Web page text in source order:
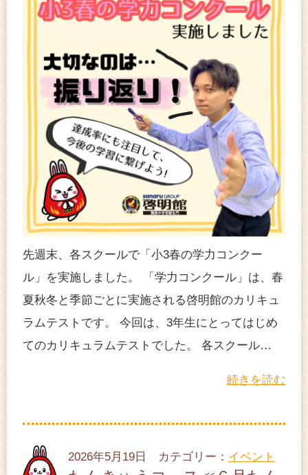
先週末、各スクールで「小3春の学力コンクー
ル」を実施しました。 「学力コンクール」は、春
夏秋冬と季節ごとに実施される啓明館のカリキュ
ラムテストです。 今回は、3年生にとってはじめ
てのカリキュラムテストでした。 各スクール…
続きを読む
2026年5月19日 カテゴリー： イベント